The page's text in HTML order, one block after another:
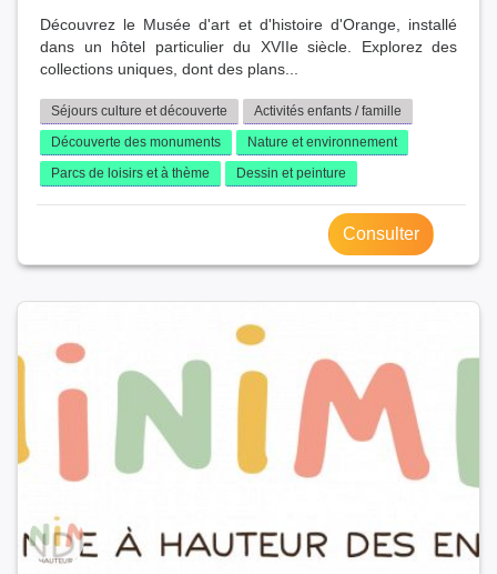
Découvrez le Musée d'art et d'histoire d'Orange, installé
dans un hôtel particulier du XVIIe siècle. Explorez des
collections uniques, dont des plans...
Séjours culture et découverte
Activités enfants / famille
Découverte des monuments
Nature et environnement
Parcs de loisirs et à thème
Dessin et peinture
Consulter